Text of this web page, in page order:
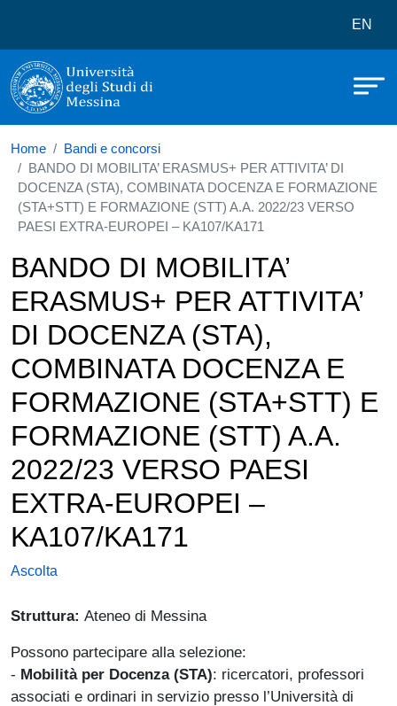
Università degli Studi di Messina
EN
Home
Bandi e concorsi
BANDO DI MOBILITA’ ERASMUS+ PER ATTIVITA’ DI
DOCENZA (STA), COMBINATA DOCENZA E FORMAZIONE
(STA+STT) E FORMAZIONE (STT) A.A. 2022/23 VERSO
PAESI EXTRA-EUROPEI – KA107/KA171
BANDO DI MOBILITA’
ERASMUS+ PER ATTIVITA’
DI DOCENZA (STA),
COMBINATA DOCENZA E
FORMAZIONE (STA+STT) E
FORMAZIONE (STT) A.A.
2022/23 VERSO PAESI
EXTRA-EUROPEI –
KA107/KA171
Ascolta
Struttura: Ateneo di Messina
Possono partecipare alla selezione:
- Mobilità per Docenza (STA): ricercatori, professori
associati e ordinari in servizio presso l’Università di